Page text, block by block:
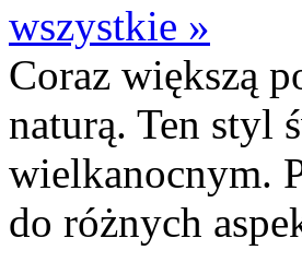
wszystkie »
Coraz większą
naturą. Ten styl
wielkanocnym.
do różnych